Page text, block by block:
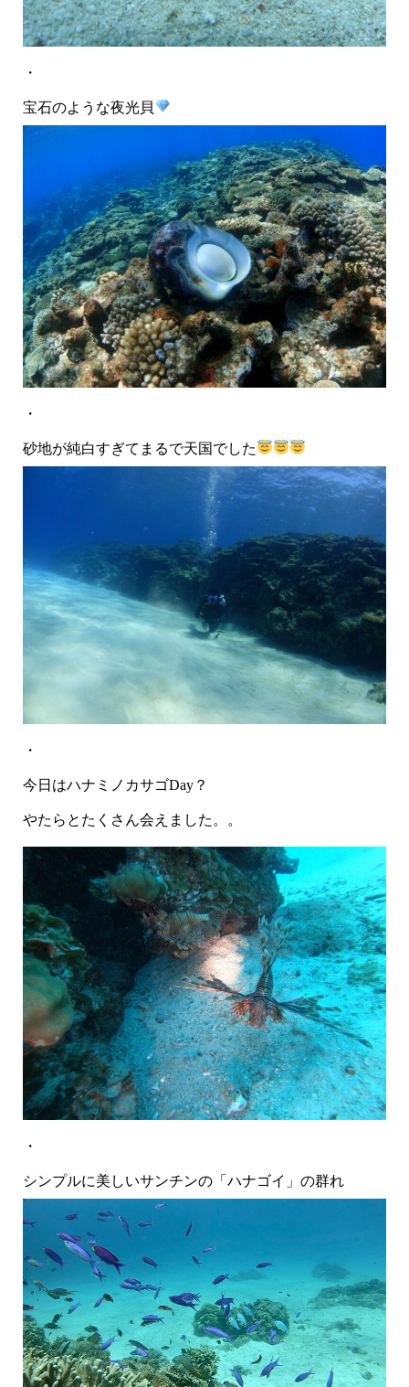
・
宝石のような夜光貝
・
砂地が純白すぎてまるで天国でした
・
今日はハナミノカサゴDay？
やたらとたくさん会えました。。
・
シンプルに美しいサンチンの「ハナゴイ」の群れ